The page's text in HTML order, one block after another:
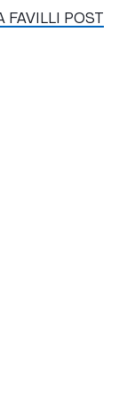
FAVILLI POST